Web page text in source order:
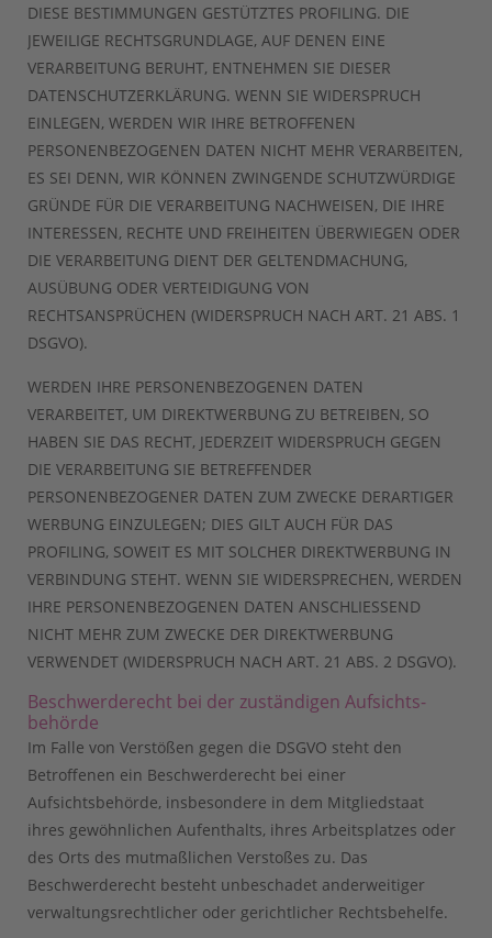
DIESE BESTIMMUNGEN GESTÜTZTES PROFILING. DIE
JEWEILIGE RECHTSGRUNDLAGE, AUF DENEN EINE
VERARBEITUNG BERUHT, ENTNEHMEN SIE DIESER
DATENSCHUTZERKLÄRUNG. WENN SIE WIDERSPRUCH
EINLEGEN, WERDEN WIR IHRE BETROFFENEN
PERSONENBEZOGENEN DATEN NICHT MEHR VERARBEITEN,
ES SEI DENN, WIR KÖNNEN ZWINGENDE SCHUTZWÜRDIGE
GRÜNDE FÜR DIE VERARBEITUNG NACHWEISEN, DIE IHRE
INTERESSEN, RECHTE UND FREIHEITEN ÜBERWIEGEN ODER
DIE VERARBEITUNG DIENT DER GELTENDMACHUNG,
AUSÜBUNG ODER VERTEIDIGUNG VON
RECHTSANSPRÜCHEN (WIDERSPRUCH NACH ART. 21 ABS. 1
DSGVO).
WERDEN IHRE PERSONENBEZOGENEN DATEN
VERARBEITET, UM DIREKTWERBUNG ZU BETREIBEN, SO
HABEN SIE DAS RECHT, JEDERZEIT WIDERSPRUCH GEGEN
DIE VERARBEITUNG SIE BETREFFENDER
PERSONENBEZOGENER DATEN ZUM ZWECKE DERARTIGER
WERBUNG EINZULEGEN; DIES GILT AUCH FÜR DAS
PROFILING, SOWEIT ES MIT SOLCHER DIREKTWERBUNG IN
VERBINDUNG STEHT. WENN SIE WIDERSPRECHEN, WERDEN
IHRE PERSONENBEZOGENEN DATEN ANSCHLIESSEND
NICHT MEHR ZUM ZWECKE DER DIREKTWERBUNG
VERWENDET (WIDERSPRUCH NACH ART. 21 ABS. 2 DSGVO).
Beschwerde­recht bei der zuständigen Aufsichts­
behörde
Im Falle von Verstößen gegen die DSGVO steht den
Betroffenen ein Beschwerderecht bei einer
Aufsichtsbehörde, insbesondere in dem Mitgliedstaat
ihres gewöhnlichen Aufenthalts, ihres Arbeitsplatzes oder
des Orts des mutmaßlichen Verstoßes zu. Das
Beschwerderecht besteht unbeschadet anderweitiger
verwaltungsrechtlicher oder gerichtlicher Rechtsbehelfe.